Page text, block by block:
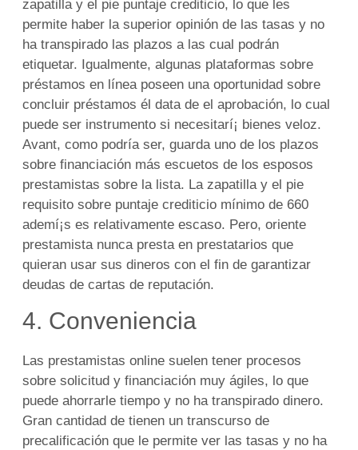
zapatilla y el pie puntaje crediticio, lo que les
permite haber la superior opinión de las tasas y no
ha transpirado las plazos a las cual podrán
etiquetar. Igualmente, algunas plataformas sobre
préstamos en línea poseen una oportunidad sobre
concluir préstamos él data de el aprobación, lo cual
puede ser instrumento si necesitarí¡ bienes veloz.
Avant, como podrí­a ser, guarda uno de los plazos
sobre financiación más escuetos de los esposos
prestamistas sobre la lista. La zapatilla y el pie
requisito sobre puntaje crediticio mínimo de 660
ademí¡s es relativamente escaso. Pero, oriente
prestamista nunca presta en prestatarios que
quieran usar sus dineros con el fin de garantizar
deudas de cartas de reputación.
4. Conveniencia
Las prestamistas online suelen tener procesos
sobre solicitud y financiación muy ágiles, lo que
puede ahorrarle tiempo y no ha transpirado dinero.
Gran cantidad de tienen un transcurso de
precalificación que le permite ver las tasas y no ha